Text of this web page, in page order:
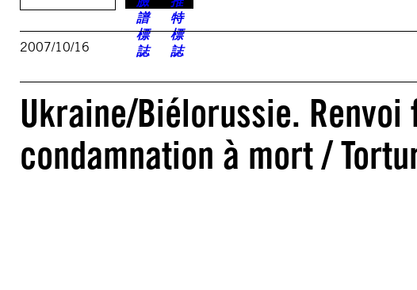
2007/10/16
Ukraine/Biélorussie.
condamnation à mort /